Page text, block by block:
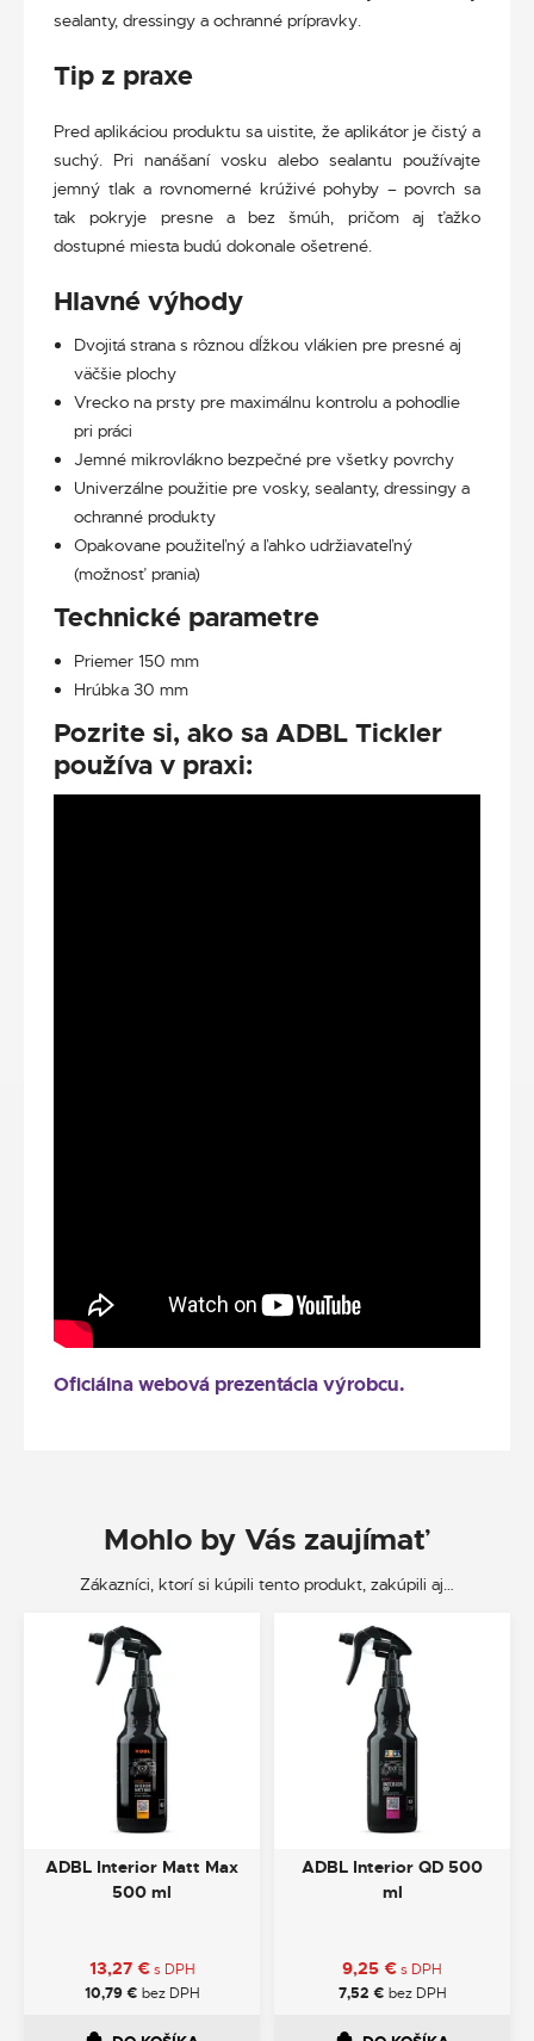
sealanty, dressingy a ochranné prípravky.
Tip z praxe
Pred aplikáciou produktu sa uistite, že aplikátor je čistý a
suchý. Pri nanášaní vosku alebo sealantu používajte
jemný tlak a rovnomerné krúživé pohyby – povrch sa
tak pokryje presne a bez šmúh, pričom aj ťažko
dostupné miesta budú dokonale ošetrené.
Hlavné výhody
Dvojitá strana s rôznou dĺžkou vlákien pre presné aj
väčšie plochy
Vrecko na prsty pre maximálnu kontrolu a pohodlie
pri práci
Jemné mikrovlákno bezpečné pre všetky povrchy
Univerzálne použitie pre vosky, sealanty, dressingy a
ochranné produkty
Opakovane použiteľný a ľahko udržiavateľný
(možnosť prania)
Technické parametre
Priemer 150 mm
Hrúbka 30 mm
Pozrite si, ako sa ADBL Tickler
používa v praxi:
Oficiálna webová prezentácia výrobcu.
Mohlo by Vás zaujímať
Zákazníci, ktorí si kúpili tento produkt, zakúpili aj…
ADBL Interior Matt Max
500 ml
13,27 € s DPH
10,79€ bez DPH
ADBL Interior QD 500
ml
9,25 €s DPH
7,52 € bez DPH